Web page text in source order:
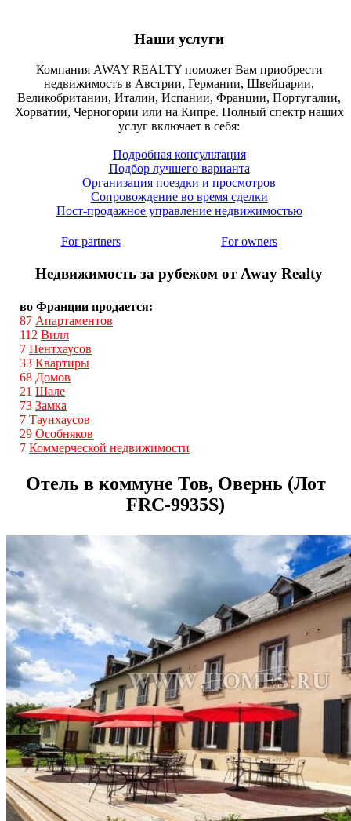
Наши услуги
Компания AWAY REALTY поможет Вам приобрести
недвижимость в Австрии, Германии, Швейцарии,
Великобритании, Италии, Испании, Франции, Португалии,
Хорватии, Черногории или на Кипре. Полный спектр наших
услуг включает в себя:
Подробная консультация
Подбор лучшего варианта
Организация поездки и просмотров
Сопровождение во время сделки
Пост-продажное управление недвижимостью
For partners For owners
Недвижимость за рубежом от Away Realty
во Франции продается:
87 Апартаментов
112 Вилл
7 Пентхаусов
33 Квартиры
68 Домов
21 Шале
73 Замка
7 Таунхаусов
29 Особняков
7 Коммерческой недвижимости
Отель в коммуне Тов, Овернь (Лот
FRС-9935S)